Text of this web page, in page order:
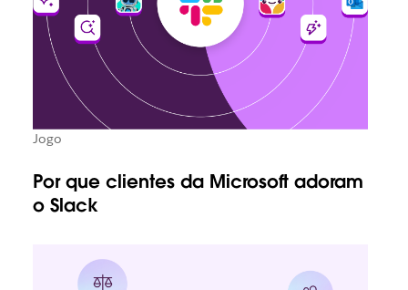
Jogo
Por que clientes da Microsoft adoram
o Slack